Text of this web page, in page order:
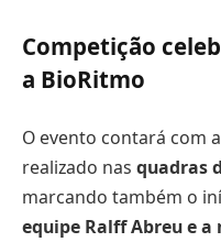
Competição
a BioRitmo
O evento contará com
realizado nas quadras
marcando também o
equipe Ralff Abreu e